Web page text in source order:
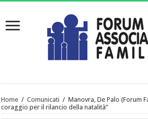
Home / Comunicati / Manovra, De Palo (Forum
coraggio per il rilancio della natalità”